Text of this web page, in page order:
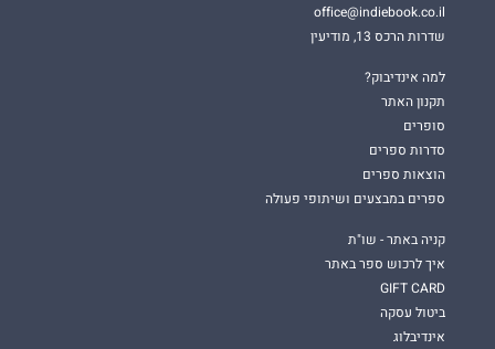
office@indiebook.co.il
שדרות הרכס 13, מודיעין
למה אינדיבוק?
תקנון האתר
סופרים
סדרות ספרים
הוצאות ספרים
ספרים במבצעים ושיתופי פעולה
קניה באתר - שו"ת
איך לרכוש ספר באתר
GIFT CARD
ביטול עסקה
אינדיבלוג